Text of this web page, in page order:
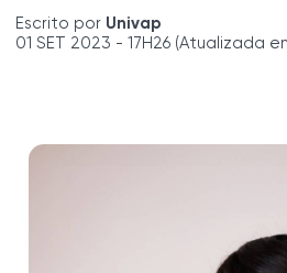
Escrito por Univap
01 SET 2023 - 17H26 (Atualizada